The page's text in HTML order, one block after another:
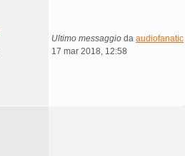
Ultimo messaggio da audiofanatic
17 mar 2018, 12:58